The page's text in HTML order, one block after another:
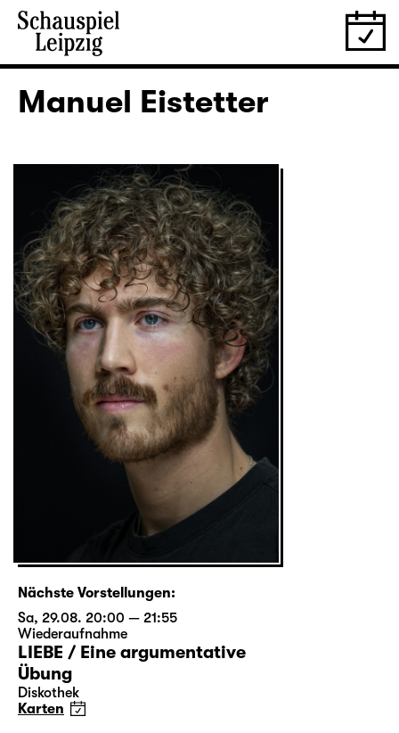
Manuel Eistetter
Nächste Vorstellungen:
Sa, 29.08. 20:00 — 21:55
Wiederaufnahme
LIEBE / Eine argumentative
Übung
Diskothek
Karten